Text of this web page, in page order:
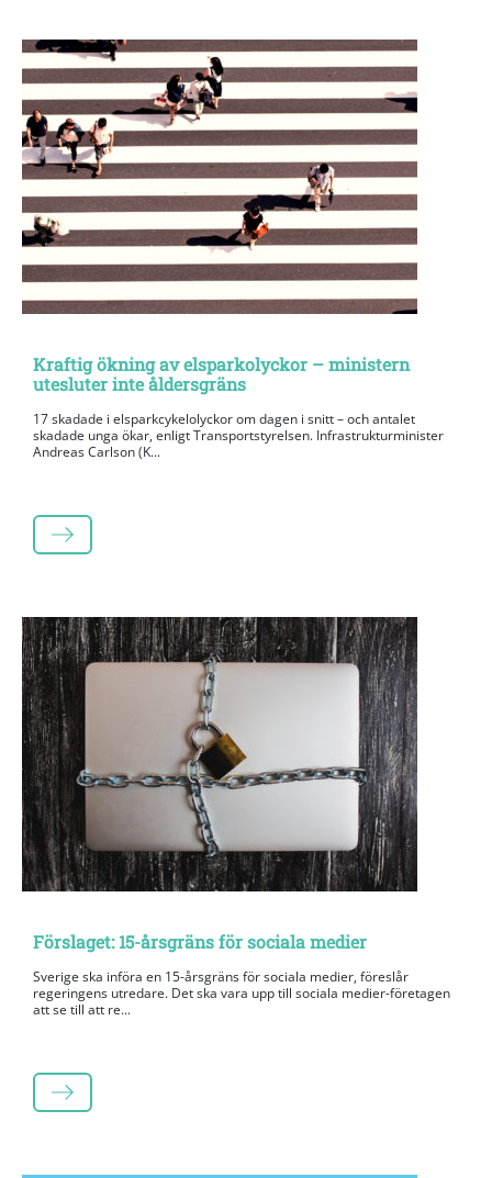
Kraftig ökning av elsparkolyckor – ministern
utesluter inte åldersgräns
17 skadade i elsparkcykelolyckor om dagen i snitt – och antalet
skadade unga ökar, enligt Transportstyrelsen. Infrastrukturminister
Andreas Carlson (K...
LÄS MER
Förslaget: 15-årsgräns för sociala medier
Sverige ska införa en 15-årsgräns för sociala medier, föreslår
regeringens utredare. Det ska vara upp till sociala medier-företagen
att se till att re...
LÄS MER